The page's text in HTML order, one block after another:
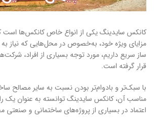
کانکس سایدینگ یکی از انواع خاص کانکس‌ها است
مزایای ویژه خود، به‌خصوص در محل‌هایی که نیاز
ساز سریع داریم، مورد توجه بسیاری از افراد،
قرار گرفته است.
با سبک‌تر و بادوام‌تر بودن نسبت به سایر مصالح
مناسب آن، کانکس سایدینگ توانسته به عنوان یک
اعتماد در بسیاری از پروژه‌های ساختمانی و صنعتی